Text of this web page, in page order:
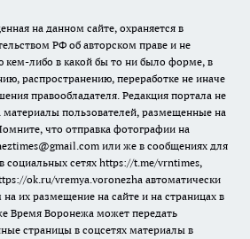
на данном сайте, охраняется в
РФ об авторском праве и не
кем-либо в какой бы то ни было форме, в
распространению, переработке не иначе
правообладателя. Редакция портала не
материалы пользователей, размещенные на
что отправка фотографии на
или же в сообщениях для
социальных сетях https://t.me/vrntimes,
ok.ru/vremya.voronezha автоматически
на их размещение на сайте и на страницах в
Время Воронежа может передать
страницы в соцсетях материалы в